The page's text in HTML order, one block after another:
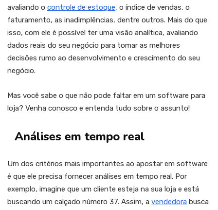
avaliando o controle de estoque, o índice de vendas, o
faturamento, as inadimplências, dentre outros. Mais do que
isso, com ele é possível ter uma visão analítica, avaliando
dados reais do seu negócio para tomar as melhores
decisões rumo ao desenvolvimento e crescimento do seu
negócio.
Mas você sabe o que não pode faltar em um software para
loja? Venha conosco e entenda tudo sobre o assunto!
Análises em tempo real
Um dos critérios mais importantes ao apostar em software
é que ele precisa fornecer análises em tempo real. Por
exemplo, imagine que um cliente esteja na sua loja e está
buscando um calçado número 37. Assim, a vendedora busca